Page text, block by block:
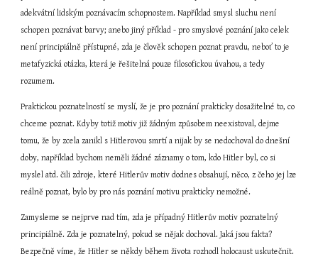
adekvátní lidským poznávacím schopnostem. Například smysl sluchu není
schopen poznávat barvy; anebo jiný příklad - pro smyslové poznání jako celek
není principiálně přístupné, zda je člověk schopen poznat pravdu, neboť to je
metafyzická otázka, která je řešitelná pouze filosofickou úvahou, a tedy
rozumem.
Praktickou poznatelností se myslí, že je pro poznání prakticky dosažitelné to, co
chceme poznat. Kdyby totiž motiv již žádným způsobem neexistoval, dejme
tomu, že by zcela zanikl s Hitlerovou smrtí a nijak by se nedochoval do dnešní
doby, například bychom neměli žádné záznamy o tom, kdo Hitler byl, co si
myslel atd. čili zdroje, které Hitlerův motiv dodnes obsahují, něco, z čeho jej lze
reálně poznat, bylo by pro nás poznání motivu prakticky nemožné.
Zamysleme se nejprve nad tím, zda je případný Hitlerův motiv poznatelný
principiálně. Zda je poznatelný, pokud se nějak dochoval. Jaká jsou fakta?
Bezpečně víme, že Hitler se někdy během života rozhodl holocaust uskutečnit.